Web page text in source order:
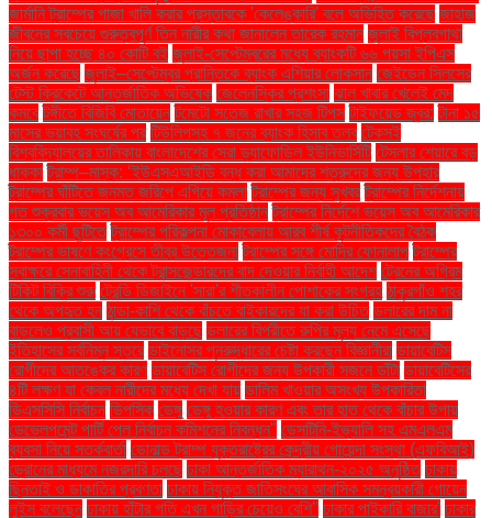
জার্মানি ট্রাম্পের গাজা খালি করার প্রস্তাবকে 'কেলেঙ্কারি' বলে অভিহিত করেছে জাহাজ
জীবনের সবচেয়ে গুরুত্বপূর্ণ তিন নারীর কথা জানালেন তারেক রহমান জুলাই বিপ্লবগাথা
নিয়ে ছাপা হচ্ছে ৪০ কোটি বই জুলাই-সেপ্টেম্বরের মধ্যে ব্যাংকটি ৬৬ পয়সা ইপিএস
অর্জন করেছে জুলাই–সেপ্টেম্বর প্রান্তিকে ব্যাংক এশিয়ার লোকসান জেইডেন সিলসের
টেস্ট ক্রিকেটে আন্তর্জাতিক অভিষেক জেলেনস্কির প্রশংসা ঝাল খাবার খেলেই মেদ
কমবে টঙ্গীতে বিজিবি মোতায়েন টমেটো সতেজ রাখার সহজ টিপস টাইফয়েড জ্বর: টানা ১৫
মাসের ভয়াবহ সংঘর্ষের পর টিউলিপসহ ৭ জনের ব্যাংক হিসাব তলব টেকসই
বিশ্ববিদ্যালয়ের তালিকায় বাংলাদেশের সেরা ড্যাফোডিল ইউনিভার্সিটি টেসলার শেয়ারে বড়
ধাক্কা ট্রাম্প–মাস্ক: ‘ইউএসএআইডি বন্ধ করা আমাদের শত্রুদের জন্য উপহার
ট্রাম্পের ঘাঁটিতে জনমত জরিপে এগিয়ে কমলা ট্রাম্পের জন্য সুখবর ট্রাম্পের নির্দেশনায়
গত শুক্রবার ভয়েস অব আমেরিকার মূল প্রতিষ্ঠান ট্রাম্পের নির্দেশে ভয়েস অব আমেরিকার
১৩০০ কর্মী ছুটিতে ট্রাম্পের পরিকল্পনা মোকাবেলায় আরব শীর্ষ কূটনীতিকদের বৈঠক
ট্রাম্পের ভাষণে কংগ্রেসে তীব্র উত্তেজনা ট্রাম্পের সঙ্গে মোদির ফোনালাপ ট্রাম্পের
স্বাক্ষরে সেনাবাহিনী থেকে ট্রান্সজেন্ডারদের বাদ দেওয়ার নির্বাহী আদেশ ট্রেনের অগ্রিম
টিকিট বিক্রি শুরু ট্রেন্ডি ডিজাইনে 'সারা'র শীতকালীন পোশাকের সংগ্রহ ঠাকুরগাঁও শহর
থেকে অপহৃত হন ঠান্ডা-কাশি থেকে বাঁচতে বাইকারদের যা করা উচিত ডলারের দাম না
বাড়লেও প্রবাসী আয় যেভাবে বাড়ছে ডলারের বিপরীতে রুপির মূল্য নেমে এসেছে
ইতিহাসের সর্বনিম্ন স্তরে ডাইনোসর পুনরুদ্ধারের চেষ্টা করছেন বিজ্ঞানীরা ডায়াবেটিস
রোগীদের আতঙ্কের কারণ ডায়াবেটিস রোগীদের জন্য উপকারী সজনে ডাঁটা ডায়াবেটিসের
৪টি লক্ষণ যা কেবল নারীদের মধ্যে দেখা যায় ডালিম খাওয়ার অসংখ্য উপকারিতা
ডিএসসিসি নির্বাচন ডিপসিক ডেঙ্গু ডেঙ্গু হওয়ার কারণ এবং তার হাত থেকে বাঁচার উপায়
ডেভেলপমেন্ট পার্টি পেল নির্বাচন কমিশনের নিবন্ধন" ডেসটিনি-ইভ্যালি সহ এমএলএম
ব্যবসা নিয়ে সতর্কবার্তা ডোনাল্ড ট্রাম্প যুক্তরাষ্ট্রের কেন্দ্রীয় গোয়েন্দা সংস্থা (এফবিআই)
ড্রোনের মাধ্যমে নজরদারি চলছে ঢাকা আন্তর্জাতিক ম্যারাথন-২০২৫ অনুষ্ঠিত ঢাকায়
ছিনতাই ও ডাকাতির প্রবণতা ঢাকায় নিযুক্ত জাতিসংঘের আবাসিক সমন্বয়কারী গোয়েন
লুইস বলেছেন ঢাকায় হাঁটার গতি এখন গাড়ির চেয়েও বেশি'' ঢাকার পাইকারি বাজার' ঢাকার